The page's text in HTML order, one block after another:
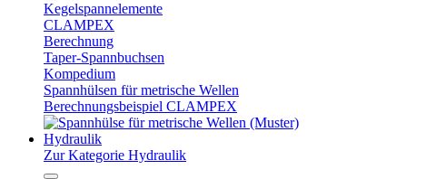
Kegelspannelemente
CLAMPEX
Berechnung
Taper-Spannbuchsen
Kompedium
Spannhülsen für metrische Wellen
Berechnungsbeispiel CLAMPEX
Hydraulik
Zur Kategorie Hydraulik